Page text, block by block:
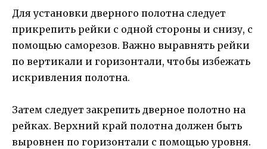
Для установки дверного полотна следует
прикрепить рейки с одной стороны и снизу, с
помощью саморезов. Важно выравнять рейки
по вертикали и горизонтали, чтобы избежать
искривления полотна.
Затем следует закрепить дверное полотно на
рейках. Верхний край полотна должен быть
выровнен по горизонтали с помощью уровня.